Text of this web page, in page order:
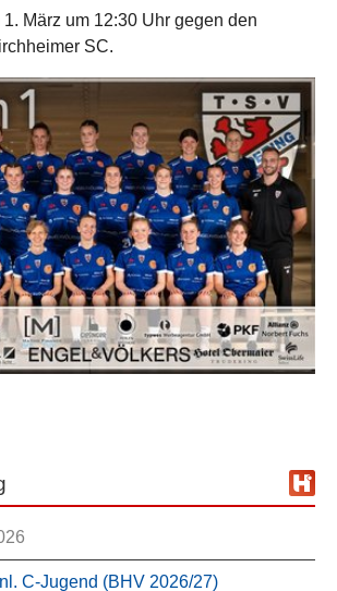
1. März um 12:30 Uhr gegen den
SC.
C-Jugend (BHV 2026/27)